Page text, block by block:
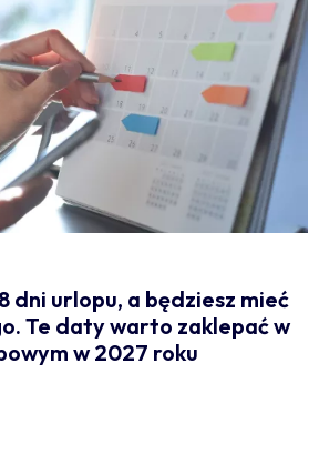
dni urlopu, a będziesz mieć
Te daty warto zaklepać w
w 2027 roku